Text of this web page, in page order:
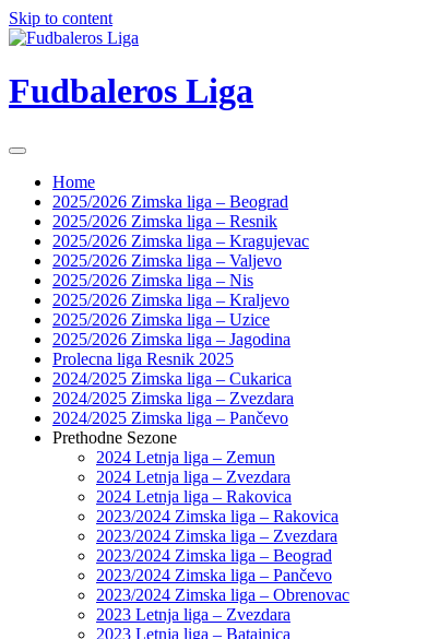
Skip to content
Fudbaleros Liga
Home
2025/2026 Zimska liga – Beograd
2025/2026 Zimska liga – Resnik
2025/2026 Zimska liga – Kragujevac
2025/2026 Zimska liga – Valjevo
2025/2026 Zimska liga – Nis
2025/2026 Zimska liga – Kraljevo
2025/2026 Zimska liga – Uzice
2025/2026 Zimska liga – Jagodina
Prolecna liga Resnik 2025
2024/2025 Zimska liga – Cukarica
2024/2025 Zimska liga – Zvezdara
2024/2025 Zimska liga – Pančevo
Prethodne Sezone
2024 Letnja liga – Zemun
2024 Letnja liga – Zvezdara
2024 Letnja liga – Rakovica
2023/2024 Zimska liga – Rakovica
2023/2024 Zimska liga – Zvezdara
2023/2024 Zimska liga – Beograd
2023/2024 Zimska liga – Pančevo
2023/2024 Zimska liga – Obrenovac
2023 Letnja liga – Zvezdara
2023 Letnja liga – Batajnica